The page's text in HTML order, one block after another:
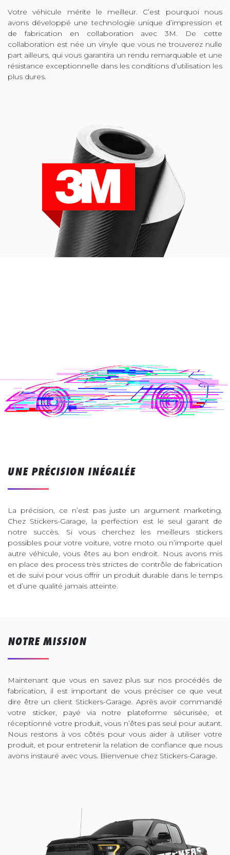
Votre véhicule mérite le meilleur. C’est pourquoi nous
avons développé une technologie unique d’impression et
de fabrication en collaboration avec 3M. De cette
collaboration est née un vinyle que vous ne trouverez nulle
part ailleurs, qui vous garantira un rendu remarquable et une
résistance exceptionnelle dans les conditions d’utilisation les
plus dures.
UNE PRÉCISION INÉGALÉE
La précision, ce n’est pas juste un argument marketing.
Chez Stickers-Garage, la perfection est le seul garant de
notre succès. Si vous cherchez les meilleurs stickers
possibles pour votre voiture, votre moto ou n’importe quel
autre véhicule, vous êtes au bon endroit. Nous avons mis
en place des process très strictes de contrôle de fabrication
et de suivi pour vous offrir un produit durable dans le temps
et d’une qualité jamais atteinte.
NOTRE MISSION
Maintenant que vous en savez plus sur nos procédés de
fabrication, il est important de vous préciser ce que veut
dire être un client Stickers-Garage. Après avoir commandé
votre sticker, payé via notre plateforme sécurisée, et
réceptionné votre produit, vous n’êtes pas seul pour autant.
Nous restons à vos côtés pour vous aider à utiliser votre
produit, et pour entretenir la relation de confiance que nous
avons instauré avec vous. Bienvenue chez Stickers-Garage.